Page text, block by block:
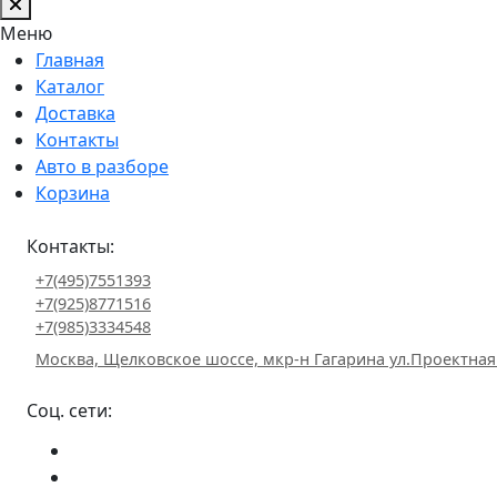
Меню
Главная
Каталог
Доставка
Контакты
Авто в разборе
Корзина
Контакты:
+7(495)7551393
+7(925)8771516
+7(985)3334548
Москва, Щелковское шоссе, мкр-н Гагарина ул.Проектная
Соц. сети: